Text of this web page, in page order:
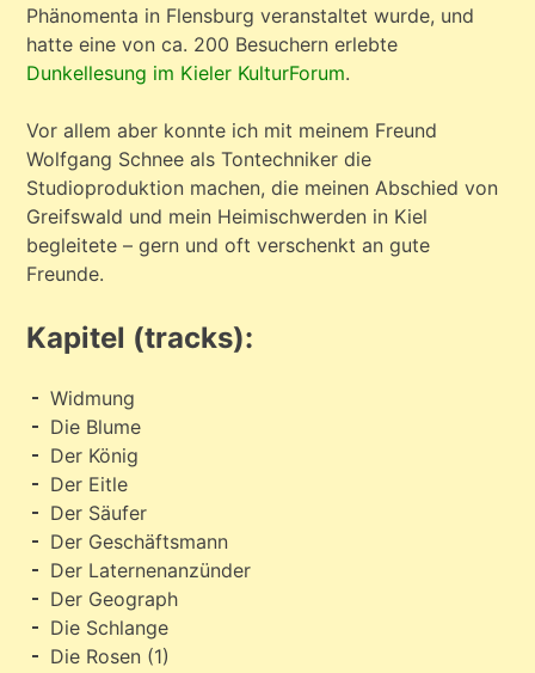
Phänomenta in Flensburg veranstaltet wurde, und
hatte eine von ca. 200 Besuchern erlebte
Dunkellesung im Kieler KulturForum.
Vor allem aber konnte ich mit meinem Freund
Wolfgang Schnee als Tontechniker die
Studioproduktion machen, die meinen Abschied von
Greifswald und mein Heimischwerden in Kiel
begleitete – gern und oft verschenkt an gute
Freunde.
Kapitel (tracks):
Widmung
Die Blume
Der König
Der Eitle
Der Säufer
Der Geschäftsmann
Der Laternenanzünder
Der Geograph
Die Schlange
Die Rosen (1)